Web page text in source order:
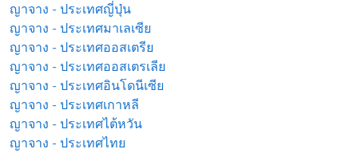
ญาจาง - ประเทศญี่ปุ่น
ญาจาง - ประเทศมาเลเซีย
ญาจาง - ประเทศออสเตรีย
ญาจาง - ประเทศออสเตรเลีย
ญาจาง - ประเทศอินโดนีเซีย
ญาจาง - ประเทศเกาหลี
ญาจาง - ประเทศไต้หวัน
ญาจาง - ประเทศไทย